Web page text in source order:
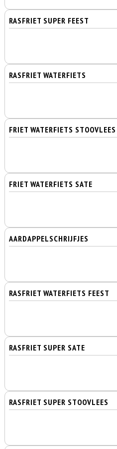
RASFRIET SUPER FEEST
RASFRIET WATERFIETS
FRIET WATERFIETS STOOVLEES
FRIET WATERFIETS SATE
AARDAPPELSCHRIJFJES
RASFRIET WATERFIETS FEEST
RASFRIET SUPER SATE
RASFRIET SUPER STOOVLEES